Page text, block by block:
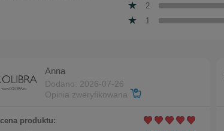
2
1
Anna
Dodano: 2026-07-26
Opinia zweryfikowana
produktu: